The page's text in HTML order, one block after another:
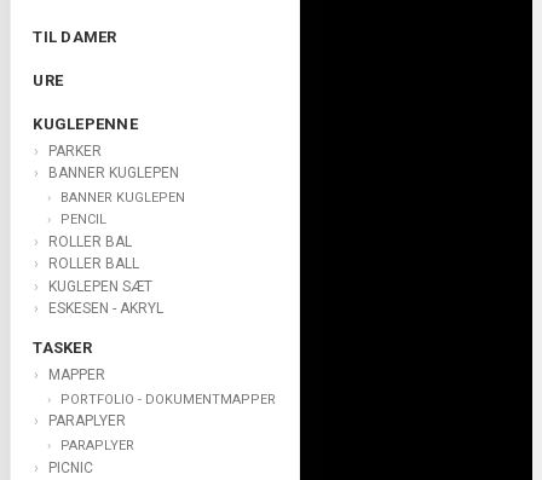
TIL DAMER
URE
KUGLEPENNE
PARKER
BANNER KUGLEPEN
BANNER KUGLEPEN
PENCIL
ROLLER BAL
ROLLER BALL
KUGLEPEN SÆT
ESKESEN - AKRYL
TASKER
MAPPER
PORTFOLIO - DOKUMENTMAPPER
PARAPLYER
PARAPLYER
PICNIC